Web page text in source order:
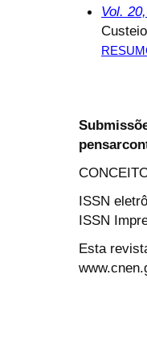
Vol.
ISSN
ISSN
Esta